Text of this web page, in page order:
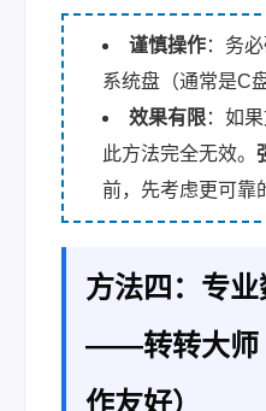
谨慎操作：务
系统盘（通常是C
效果有限：如
此方法完全无效。
前，先考虑更可靠
方法四：专
——转转大师
作友好）